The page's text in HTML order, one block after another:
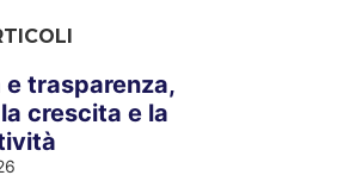
trasparenza,
crescita e la